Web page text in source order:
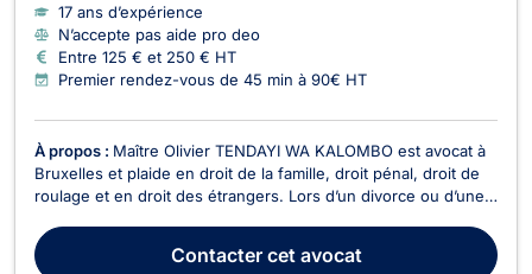
17 ans d’expérience
N’accepte pas aide pro deo
Entre 125 € et 250 € HT
Premier rendez-vous de 45 min à 90€ HT
À propos : Maître Olivier TENDAYI WA KALOMBO est avocat à
Bruxelles et plaide en droit de la famille, droit pénal, droit de
roulage et en droit des étrangers. Lors d’un divorce ou d’une
aide à définir les conséquences qui en découlent telles que la
pension alimentaire, la s...
Contactercet avocat